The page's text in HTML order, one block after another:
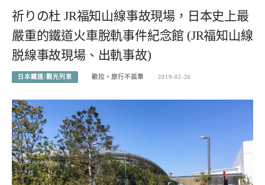
祈りの杜 JR福知山線事故現場，日本史上最
嚴重的鐵道火車脫軌事件紀念館 (JR福知山線
脱線事故現場、出軌事故)
日本鐵道/觀光列車 歐拉。旅行不孤單 2019-02-26